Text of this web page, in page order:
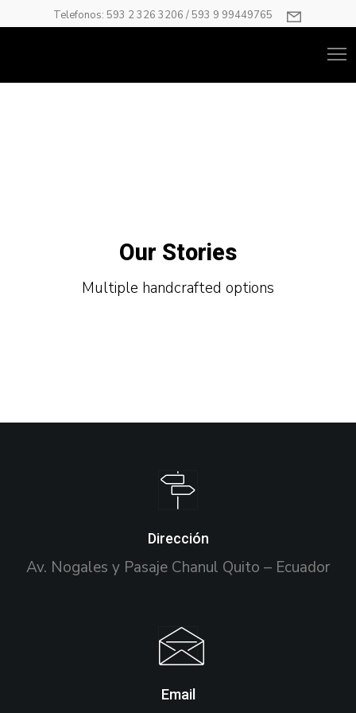
Telefonos: 593 2 326 3206 / 593 9 99449765
Our Stories
Multiple handcrafted options
Dirección
Av. Nogales y Pasaje Chanul Quito – Ecuador
Email